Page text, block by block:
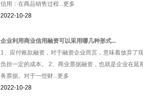
信用：在商品销售过程...更多
2022-10-28
企业利用商业信用融资可以采用哪几种形式...
1、应付账款融资，对于融资企业而言，意味着放弃了
负担一定的成本。 2、商业票据融资，也就是企业在延
务票据。对于一些财...更多
2022-10-28